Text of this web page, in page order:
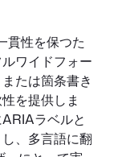
貫性を保つた
ワイドフォー
たは箇条書き
を提供しま
ラベルと
、多言語に翻